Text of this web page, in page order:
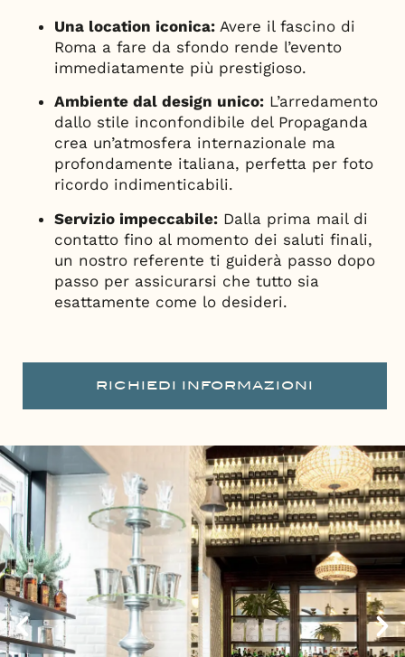
Una location iconica: Avere il fascino di
Roma a fare da sfondo rende l’evento
immediatamente più prestigioso.
Ambiente dal design unico: L’arredamento
dallo stile inconfondibile del Propaganda
crea un’atmosfera internazionale ma
profondamente italiana, perfetta per foto
ricordo indimenticabili.
Servizio impeccabile: Dalla prima mail di
contatto fino al momento dei saluti finali,
un nostro referente ti guiderà passo dopo
passo per assicurarsi che tutto sia
esattamente come lo desideri.
RICHIEDI INFORMAZIONI